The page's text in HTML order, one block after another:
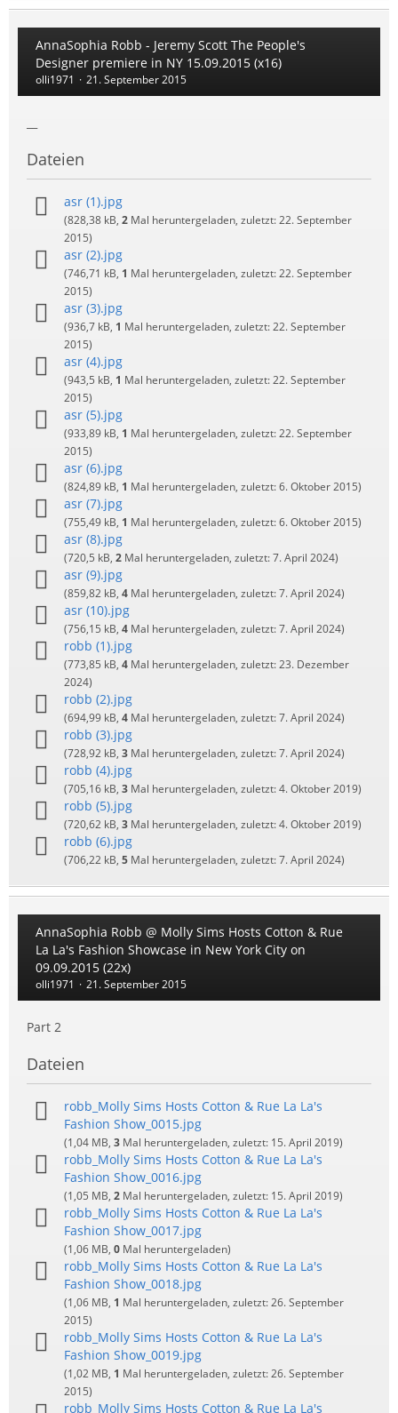
AnnaSophia Robb - Jeremy Scott The People's
Designer premiere in NY 15.09.2015 (x16)
olli1971 21. September 2015
Dateien
asr (1).jpg
(828,38 kB, 2 Mal heruntergeladen, zuletzt:22. September
2015)
asr (2).jpg
(746,71 kB, 1 Mal heruntergeladen, zuletzt:22. September
2015)
asr (3).jpg
(936,7 kB, 1 Mal heruntergeladen, zuletzt:22. September
2015)
asr (4).jpg
(943,5 kB, 1 Mal heruntergeladen, zuletzt:22. September
2015)
asr (5).jpg
(933,89 kB, 1 Mal heruntergeladen, zuletzt:22. September
2015)
asr (6).jpg
(824,89 kB, 1 Mal heruntergeladen, zuletzt:6. Oktober 2015)
asr (7).jpg
(755,49 kB, 1 Mal heruntergeladen, zuletzt:6. Oktober 2015)
asr (8).jpg
(720,5 kB, 2 Mal heruntergeladen, zuletzt:7. April 2024)
asr (9).jpg
(859,82 kB, 4 Mal heruntergeladen, zuletzt:7. April 2024)
asr (10).jpg
(756,15 kB, 4 Mal heruntergeladen, zuletzt:7. April 2024)
robb (1).jpg
(773,85 kB, 4 Mal heruntergeladen, zuletzt:23. Dezember
2024)
robb (2).jpg
(694,99 kB, 4 Mal heruntergeladen, zuletzt:7. April 2024)
robb (3).jpg
(728,92 kB, 3 Mal heruntergeladen, zuletzt:7. April 2024)
robb (4).jpg
(705,16 kB, 3 Mal heruntergeladen, zuletzt:4. Oktober 2019)
robb (5).jpg
(720,62 kB, 3 Mal heruntergeladen, zuletzt:4. Oktober 2019)
robb (6).jpg
(706,22 kB, 5 Mal heruntergeladen, zuletzt:7. April 2024)
AnnaSophia Robb @ Molly Sims Hosts Cotton & Rue
La La's Fashion Showcase in New York City on
09.09.2015 (22x)
olli1971 21. September 2015
Part 2
Dateien
robb_Molly Sims Hosts Cotton & Rue La La's
Fashion Show_0015.jpg
(1,04 MB, 3 Mal heruntergeladen, zuletzt: 15. April 2019)
robb_Molly Sims Hosts Cotton & Rue La La's
Fashion Show_0016.jpg
(1,05 MB, 2 Mal heruntergeladen, zuletzt: 15. April 2019)
robb_Molly Sims Hosts Cotton & Rue La La's
Fashion Show_0017.jpg
(1,06 MB, 0 Mal heruntergeladen)
robb_Molly Sims Hosts Cotton & Rue La La's
Fashion Show_0018.jpg
(1,06 MB, 1 Mal heruntergeladen, zuletzt:26. September
2015)
robb_Molly Sims Hosts Cotton & Rue La La's
Fashion Show_0019.jpg
(1,02 MB, 1 Mal heruntergeladen, zuletzt:26. September
2015)
robb_Molly Sims Hosts Cotton & Rue La La's